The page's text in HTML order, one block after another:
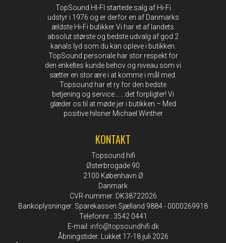
TopSound HI-FI startede salg af Hi-Fi
udstyr i 1976 og er derfor en af Danmarks
ældste Hi-Fi butikker Vi har et af landets
absolut største og bedste udvalg af god 2
kanals lyd som du kan opleve i butikken.
TopSound personale har stor respekt for
den enkeltes kunde behov og niveau som vi
sætter en stor ære i at komme i mål med.
Topsound har et ry for den bedste
betjening og service…….det forpligter! Vi
glæder os til at møde jer i butikken – Med
positive hilsner Michael Winther
KONTAKT
Topsound hifi
Østerbrogade 90
2100 København Ø
Danmark
CVR-nummer: DK38722026
Bankoplysninger: Sparekassen Sjælland 9884 - 0000269918
Telefonnr.: 3542 0441
E-mail : info@topsoundhifi.dk
Åbningstider: Lukket 17-18 juli 2026